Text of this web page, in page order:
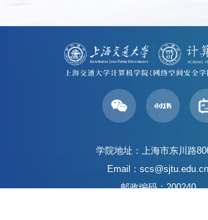
学院地址：上海市东川路
Email：scs@sjtu.edu.cn
邮政编码：200240